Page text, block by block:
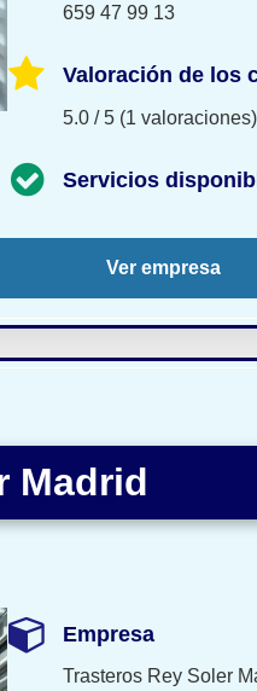
659 47 99 13
Valoración de los
5.0 / 5 (1 valoraciones)
Servicios
Ver empresa
Madrid
Empresa
Trasteros Rey Soler